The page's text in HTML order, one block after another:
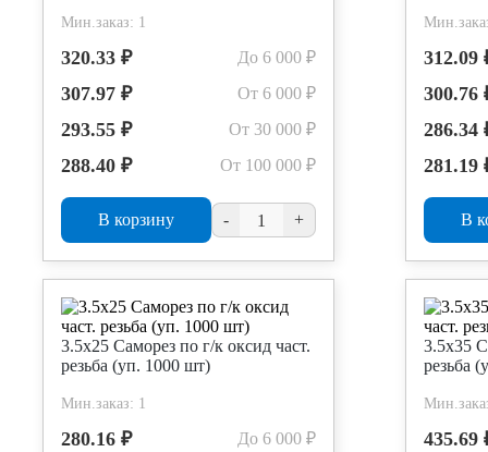
Мин.заказ: 1
320.33 ₽ До 6 000 ₽
307.97 ₽ От 6 000 ₽
293.55 ₽ От 30 000 ₽
288.40 ₽ От 100 000 ₽
В корзину - +
312.09
300.76
286.34
281.19
В
3.5х25 Саморез по г/к оксид част.
резьба (уп. 1000 шт)
Мин.заказ: 1
280.16 ₽ До 6 000 ₽
3.5х35
резьба
435.69